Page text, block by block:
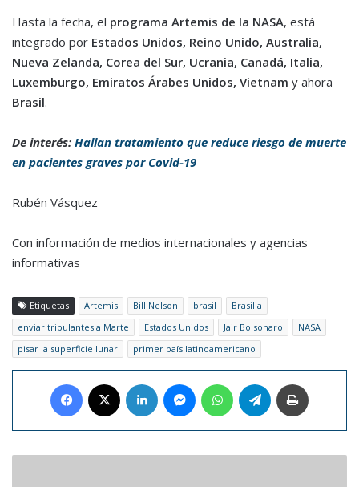
Hasta la fecha, el programa Artemis de la NASA, está
integrado por Estados Unidos, Reino Unido, Australia,
Nueva Zelanda, Corea del Sur, Ucrania, Canadá, Italia,
Luxemburgo, Emiratos Árabes Unidos, Vietnam y ahora
Brasil.
De interés: Hallan tratamiento que reduce riesgo de muerte
en pacientes graves por Covid-19
Rubén Vásquez
Con información de medios internacionales y agencias
informativas
Etiquetas Artemis Bill Nelson brasil
Brasilia
enviar tripulantes a Marte
Estados Unidos Jair Bolsonaro
NASA
pisar la superficie lunar
primer país latinoamericano
Facebook LinkedIn MessengerWhatsAppTelegram